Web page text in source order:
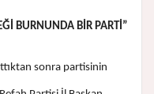
BURNUNDA BİR PARTİ”
sonra partisinin